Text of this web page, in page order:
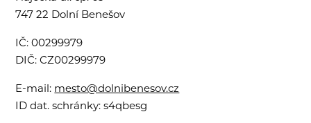
747 22 Dolní Benešov
IČ:00299979
DIČ:CZ00299979
E-mail: mesto@dolnibenesov.cz
ID dat. schránky:s4qbesg